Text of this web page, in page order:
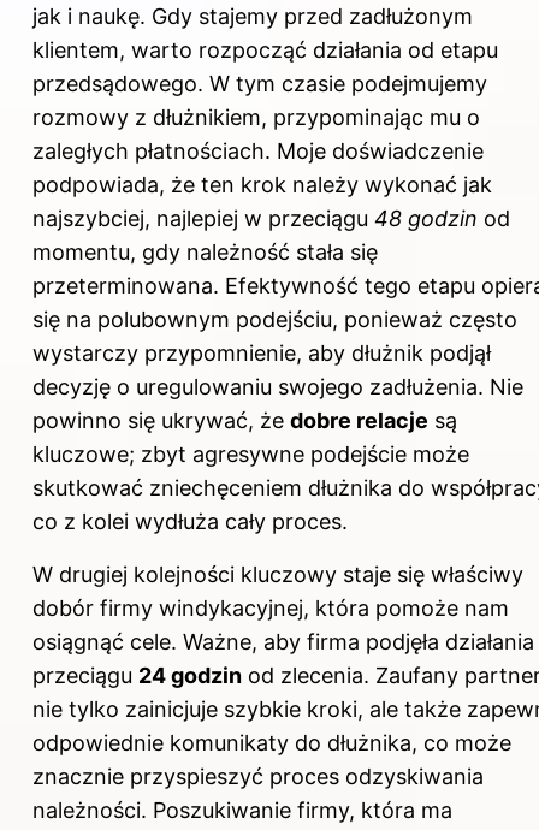
jak i naukę. Gdy stajemy przed zadłużonym
klientem, warto rozpocząć działania od etapu
przedsądowego. W tym czasie podejmujemy
rozmowy z dłużnikiem, przypominając mu o
zaległych płatnościach. Moje doświadczenie
podpowiada, że ten krok należy wykonać jak
najszybciej, najlepiej w przeciągu 48 godzin od
momentu, gdy należność stała się
przeterminowana. Efektywność tego etapu
się na polubownym podejściu, ponieważ często
wystarczy przypomnienie, aby dłużnik podjął
decyzję o uregulowaniu swojego zadłużenia. Nie
powinno się ukrywać, że dobre relacje są
kluczowe; zbyt agresywne podejście może
skutkować zniechęceniem dłużnika do
co z kolei wydłuża cały proces.
W drugiej kolejności kluczowy staje się właściwy
dobór firmy windykacyjnej, która pomoże nam
osiągnąć cele. Ważne, aby firma podjęła
przeciągu 24 godzin od zlecenia. Zaufany
nie tylko zainicjuje szybkie kroki, ale także
odpowiednie komunikaty do dłużnika, co może
znacznie przyspieszyć proces odzyskiwania
należności. Poszukiwanie firmy, która ma